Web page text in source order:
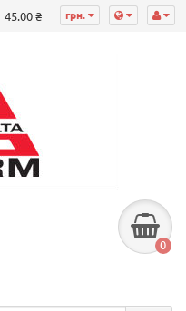
грн.
45.00 ₴
0